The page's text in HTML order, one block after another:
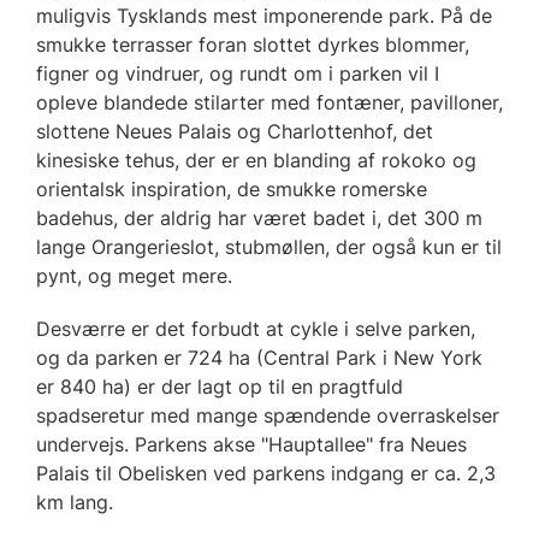
muligvis Tysklands mest imponerende park. På de
smukke terrasser foran slottet dyrkes blommer,
figner og vindruer, og rundt om i parken vil I
opleve blandede stilarter med fontæner, pavilloner,
slottene Neues Palais og Charlottenhof, det
kinesiske tehus, der er en blanding af rokoko og
orientalsk inspiration, de smukke romerske
badehus, der aldrig har været badet i, det 300 m
lange Orangerieslot, stubmøllen, der også kun er til
pynt, og meget mere.
Desværre er det forbudt at cykle i selve parken,
og da parken er 724 ha (Central Park i New York
er 840 ha) er der lagt op til en pragtfuld
spadseretur med mange spændende overraskelser
undervejs. Parkens akse "Hauptallee" fra Neues
Palais til Obelisken ved parkens indgang er ca. 2,3
km lang.